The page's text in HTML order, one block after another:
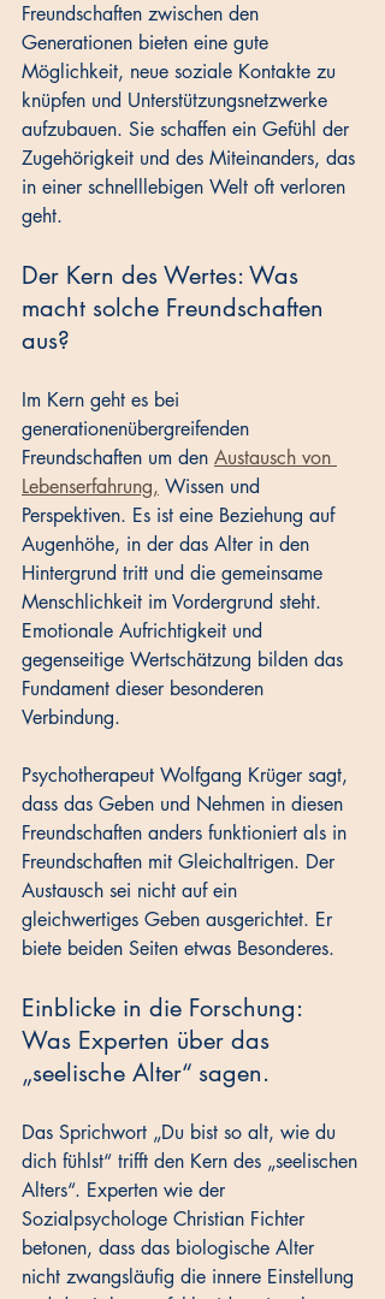
Freundschaften zwischen den
Generationen bieten eine gute
Möglichkeit, neue soziale Kontakte zu
knüpfen und Unterstützungsnetzwerke
aufzubauen. Sie schaffen ein Gefühl der
Zugehörigkeit und des Miteinanders, das
in einer schnelllebigen Welt oft verloren
geht.
Der Kern des Wertes: Was
macht solche Freundschaften
aus?
Im Kern geht es bei
generationenübergreifenden
Freundschaften um den Austausch von
Lebenserfahrung, Wissen und
Perspektiven. Es ist eine Beziehung auf
Augenhöhe, in der das Alter in den
Hintergrund tritt und die gemeinsame
Menschlichkeit im Vordergrund steht.
Emotionale Aufrichtigkeit und
gegenseitige Wertschätzung bilden das
Fundament dieser besonderen
Verbindung.
Psychotherapeut Wolfgang Krüger sagt,
dass das Geben und Nehmen in diesen
Freundschaften anders funktioniert als in
Freundschaften mit Gleichaltrigen. Der
Austausch sei nicht auf ein
gleichwertiges Geben ausgerichtet. Er
biete beiden Seiten etwas Besonderes.
Einblicke in die Forschung:
Was Experten über das
„seelische Alter“ sagen.
Das Sprichwort „Du bist so alt, wie du
dich fühlst“ trifft den Kern des „seelischen
Alters“. Experten wie der
Sozialpsychologe Christian Fichter
betonen, dass das biologische Alter
nicht zwangsläufig die innere Einstellung